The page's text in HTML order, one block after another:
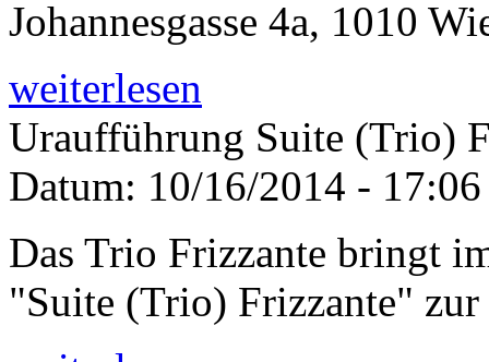
Johannesgasse 4a, 1010
weiterlesen
Uraufführung Suite (Trio)
Datum: 10/16/2014 - 17:06
Das Trio Frizzante bringt
"Suite (Trio) Frizzante"